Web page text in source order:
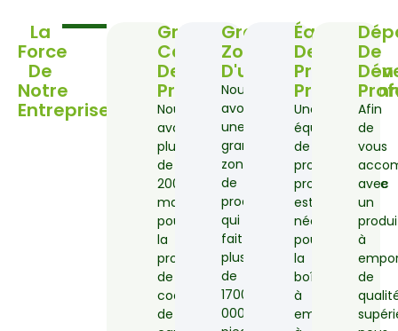
La
Force
De
Notre
Entreprise
Grande
Capacité
De
Production
Nous
avons
plus
de
200
machines
pour
la
production
de
coquilles
de
Grande
Zone
D'usine
Nous
avons
une
grande
zone
de
production
qui
fait
plus
de
1700
000
Équipe
De
Production
Une
équipe
de
production
professionnelle
est
nécessaire
pour
la
boîte
à
emporter
De
Afin
de
vous
avec
un
à
de